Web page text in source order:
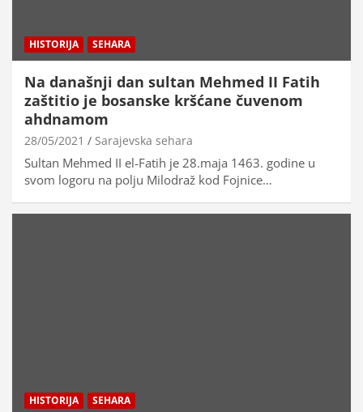
HISTORIJA SEHARA
Na današnji dan sultan Mehmed II Fatih
zaštitio je bosanske kršćane čuvenom
ahdnamom
28/05/2021 Sarajevska sehara
Sultan Mehmed II el-Fatih je 28.maja 1463. godine u
svom logoru na polju Milodraž kod Fojnice…
HISTORIJA SEHARA